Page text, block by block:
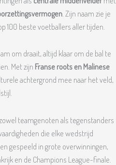
. Zijn naam zie je
100 beste voetballers aller tijden.
om draait, altijd klaar om de bal te
Met zijn Franse roots en Malinese
achtergrond mee naar het veld,
teamgenoten als tegenstanders
die elke wedstrijd
gespeeld in grote overwinningen,
en de Champions League-finale.